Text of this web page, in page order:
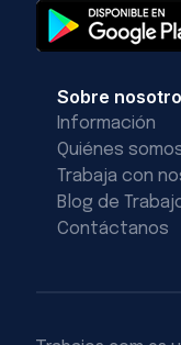
Sobre
Información
Quiénes
Trabaja con
Blog de
Contáctanos